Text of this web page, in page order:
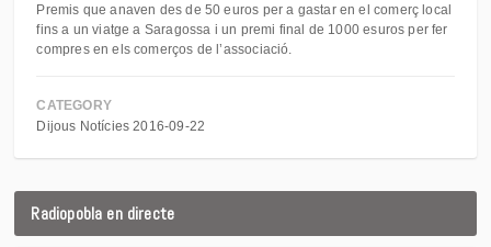
Premis que anaven des de 50 euros per a gastar en el comerç local
fins a un viatge a Saragossa i un premi final de 1000 esuros per fer
compres en els comerços de l’associació.
CATEGORY
Dijous Notícies 2016-09-22
Radiopobla en directe